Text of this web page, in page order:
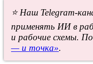
⭐ Наш Telegram-
применять ИИ в
и рабочие схемы.
— и точка».